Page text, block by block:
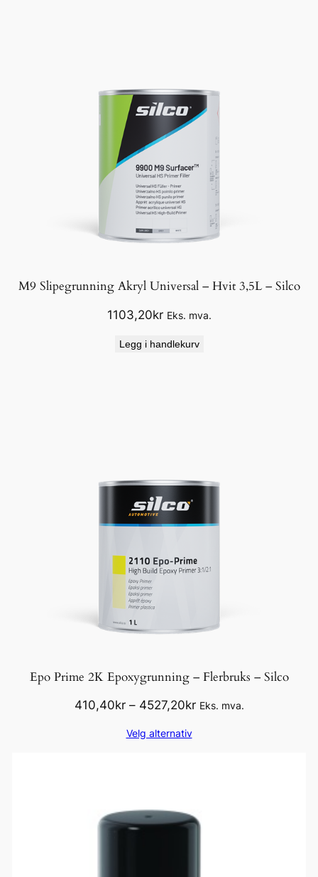
M9 Slipegrunning Akryl Universal – Hvit 3,5L – Silco
1103,20kr Eks. mva.
Legg i handlekurv
Epo Prime 2K Epoxygrunning – Flerbruks – Silco
410,40kr – 4527,20krPrisområde:
Eks. mva.
Velg alternativ